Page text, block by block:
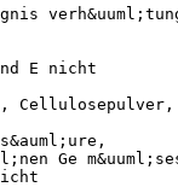
E nicht
Ge